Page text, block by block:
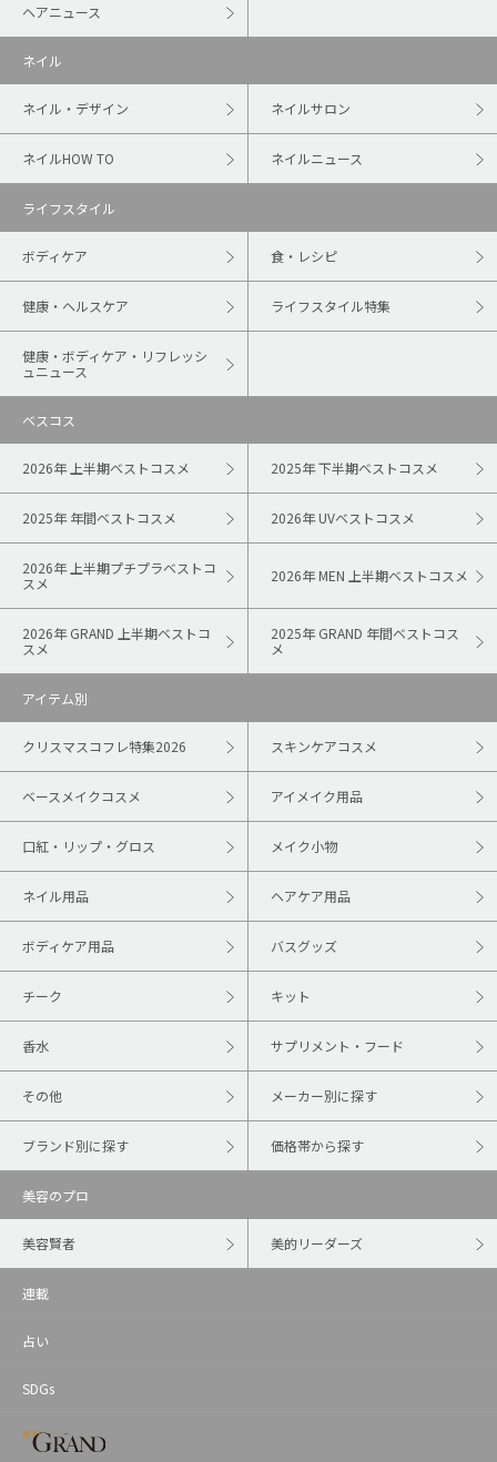
ヘアニュース
ネイル
ネイル・デザイン ネイルサロン
ネイルHOW TO ネイルニュース
ライフスタイル
ボディケア 食・レシピ
健康・ヘルスケア ライフスタイル特集
健康・ボディケア・リフレッシ
ュニュース
ベスコス
2026年 上半期ベストコスメ 2025年 下半期ベストコスメ
2025年 年間ベストコスメ 2026年 UVベストコスメ
2026年 上半期プチプラベストコ
スメ
2026年 MEN 上半期ベストコスメ
2026年 GRAND 上半期ベストコ
スメ
2025年 GRAND 年間ベストコス
メ
アイテム別
クリスマスコフレ特集2026 スキンケアコスメ
ベースメイクコスメ アイメイク用品
口紅・リップ・グロス メイク小物
ネイル用品 ヘアケア用品
ボディケア用品 バスグッズ
チーク キット
香水 サプリメント・フード
その他 メーカー別に探す
ブランド別に探す 価格帯から探す
美容のプロ
美容賢者 美的リーダーズ
連載
占い
SDGs